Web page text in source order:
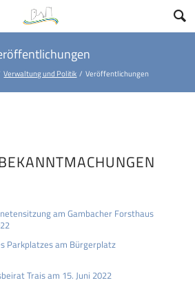
Verwaltung und Politik Veröffentlichungen
am Gambacher Forsthaus
Parkplatzes am Bürgerplatz
Trais am 15. Juni 2022